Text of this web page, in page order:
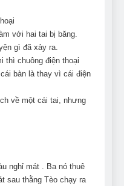
với hai tai bị băng.
gì đã xảy ra.
thì chuông điện thoại
bàn là thay vì cái điện
về một cái tai, nhưng
nghỉ mát . Ba nó thuê
sau thằng Tèo chạy ra